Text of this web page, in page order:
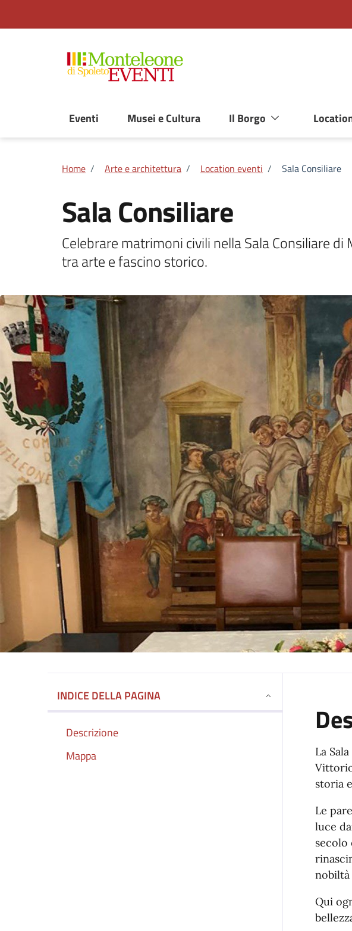
Eventi Musei e Cultura Il Borgo
Home / Arte e architettura / Location eventi / Sala Consiliare
Sala Consiliare
Celebrare matrimoni civili nella Sala Consiliare
tra arte e fascino storico.
INDICE DELLA PAGINA
Descrizione
Mappa
La
storia
Le
luce
secolo
Qui